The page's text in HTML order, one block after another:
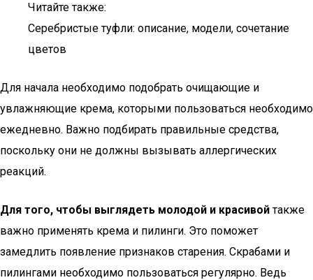
Читайте также:
Серебристые туфли: описание, модели, сочетание
цветов
Для начала необходимо подобрать очищающие и
увлажняющие крема, которыми пользоваться необходимо
ежедневно. Важно подбирать правильные средства,
поскольку они не должны вызывать аллергических
реакций.
Для того, чтобы выглядеть молодой и красивойтакже
важно применять крема и пилинги. Это поможет
замедлить появление признаков старения. Скрабами и
пилингами необходимо пользоваться регулярно. Ведь